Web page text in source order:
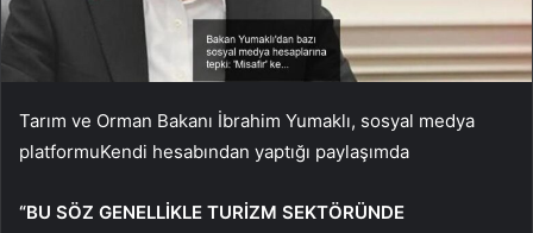
Tarım ve Orman Bakanı İbrahim Yumaklı, sosyal medya
platformuKendi hesabından yaptığı paylaşımda
“BU SÖZ GENELLİKLE TURİZM SEKTÖRÜNDE